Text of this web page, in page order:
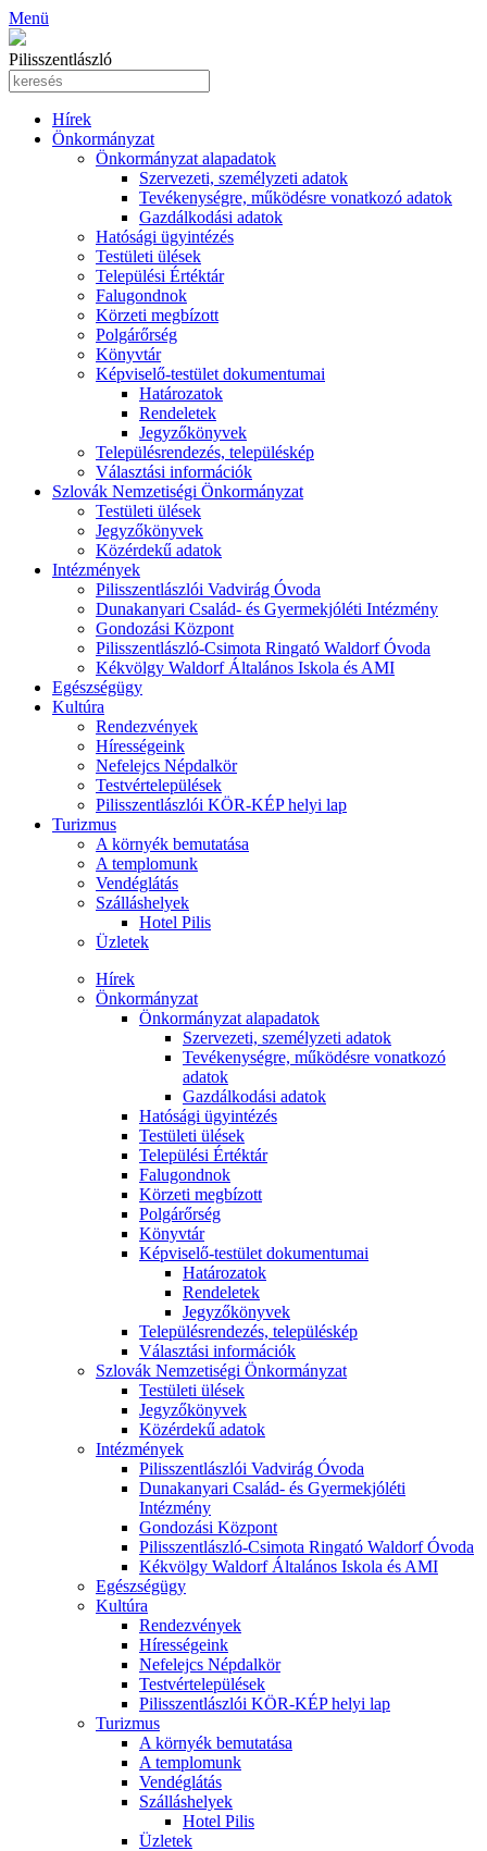
Menü
Pilisszentlászló
Hírek
Önkormányzat
Önkormányzat alapadatok
Szervezeti, személyzeti adatok
Tevékenységre, működésre vonatkozó adatok
Gazdálkodási adatok
Hatósági ügyintézés
Testületi ülések
Települési Értéktár
Falugondnok
Körzeti megbízott
Polgárőrség
Könyvtár
Képviselő-testület dokumentumai
Határozatok
Rendeletek
Jegyzőkönyvek
Településrendezés, településkép
Választási információk
Szlovák Nemzetiségi Önkormányzat
Testületi ülések
Jegyzőkönyvek
Közérdekű adatok
Intézmények
Pilisszentlászlói Vadvirág Óvoda
Dunakanyari Család- és Gyermekjóléti Intézmény
Gondozási Központ
Pilisszentlászló-Csimota Ringató Waldorf Óvoda
Kékvölgy Waldorf Általános Iskola és AMI
Egészségügy
Kultúra
Rendezvények
Hírességeink
Nefelejcs Népdalkör
Testvértelepülések
Pilisszentlászlói KÖR-KÉP helyi lap
Turizmus
A környék bemutatása
A templomunk
Vendéglátás
Szálláshelyek
Hotel Pilis
Üzletek
Hírek
Önkormányzat
Önkormányzat alapadatok
Szervezeti, személyzeti adatok
Tevékenységre, működésre vonatkozó
adatok
Gazdálkodási adatok
Hatósági ügyintézés
Testületi ülések
Települési Értéktár
Falugondnok
Körzeti megbízott
Polgárőrség
Könyvtár
Képviselő-testület dokumentumai
Határozatok
Rendeletek
Jegyzőkönyvek
Településrendezés, településkép
Választási információk
Szlovák Nemzetiségi Önkormányzat
Testületi ülések
Jegyzőkönyvek
Közérdekű adatok
Intézmények
Pilisszentlászlói Vadvirág Óvoda
Dunakanyari Család- és Gyermekjóléti
Intézmény
Gondozási Központ
Pilisszentlászló-Csimota Ringató Waldorf Óvoda
Kékvölgy Waldorf Általános Iskola és AMI
Egészségügy
Kultúra
Rendezvények
Hírességeink
Nefelejcs Népdalkör
Testvértelepülések
Pilisszentlászlói KÖR-KÉP helyi lap
Turizmus
A környék bemutatása
A templomunk
Vendéglátás
Szálláshelyek
Hotel Pilis
Üzletek